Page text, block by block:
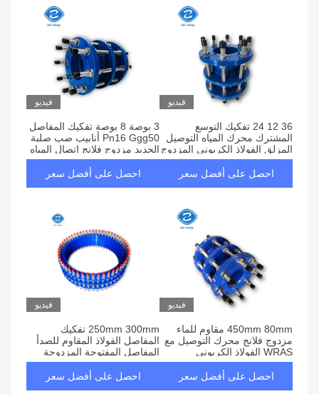
فيديو
36 12 24 تفكيك التوسع
المشترك محرك المياه التوصيل
المزلق الفولاذ الكربوني المزدوج
احصل على أفضل سعر
فيديو
3 بوصة 8 بوصة تفكيك المفاصل
Pn16 Ggg50 أنابيب صب صلبة
الحديد مزدوج فلانج اتصال المياه
احصل على أفضل سعر
فيديو
450mm 80mm مقاوم للماء
مزدوج فلانج محرك التوصيل مع
WRAS الفولاذ الكربوني
احصل على أفضل سعر
فيديو
250mm 300mm تفكيك
المفاصل الفولاذ المقاوم للصدأ
المفاصل المفتوحة المزدوجة
للفاصل التوسعي
احصل على أفضل سعر